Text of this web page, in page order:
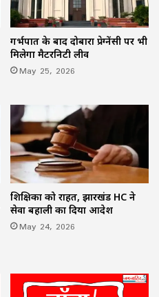
गर्भपात के बाद दोबारा प्रेग्नेंसी पर भी
मिलेगा मैटरनिटी लीव
May 25, 2026
शिक्षिका को राहत, झारखंड HC ने
सेवा बहाली का दिया आदेश
May 24, 2026